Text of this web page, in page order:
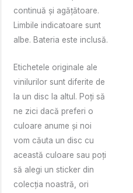
continuă și agățătoare.
Limbile indicatoare sunt
albe. Bateria este inclusă.
Etichetele originale ale
vinilurilor sunt diferite de
la un disc la altul. Poți să
ne zici dacă preferi o
culoare anume și noi
vom căuta un disc cu
această culoare sau poți
să alegi un sticker din
colecția noastră, ori